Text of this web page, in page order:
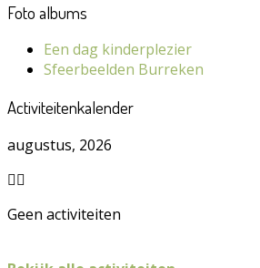
Foto albums
Een dag kinderplezier
Sfeerbeelden Burreken
Activiteitenkalender
augustus, 2026
Geen activiteiten